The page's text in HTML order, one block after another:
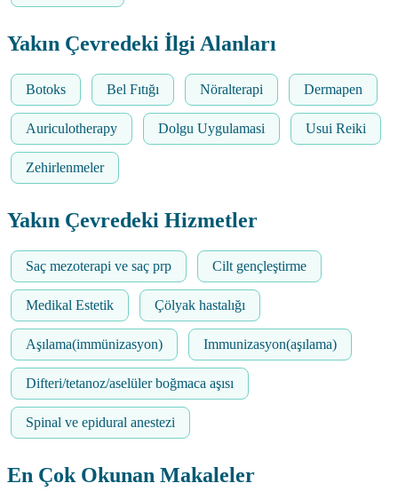
Yakın Çevredeki İlgi Alanları
Botoks Bel Fıtığı Nöralterapi Dermapen
Auriculotherapy Dolgu Uygulamasi Usui Reiki
Zehirlenmeler
Yakın Çevredeki Hizmetler
Saç mezoterapi ve saç prp Cilt gençleştirme
Medikal Estetik Çölyak hastalığı
Aşılama(immünizasyon) Immunizasyon(aşılama)
Difteri/tetanoz/aselüler boğmaca aşısı
Spinal ve epidural anestezi
En Çok Okunan Makaleler